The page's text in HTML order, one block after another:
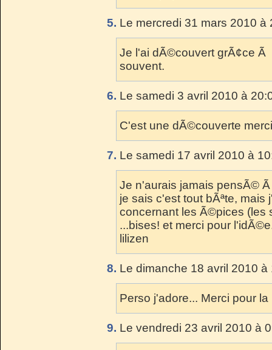
5. Le mercredi 31 mars 2010
Je l'ai dÃ©couvert grÃ¢ce Ã
souvent.
6. Le samedi 3 avril 2010 à
C'est une dÃ©couverte
7. Le samedi 17 avril 2010 à
Je n'aurais jamais pensÃ©
je sais c'est tout bÃªte,
concernant les Ã©pices (les
...bises! et merci pour
lilizen
8. Le dimanche 18 avril 2010
Perso j'adore... Merci pour la
9. Le vendredi 23 avril 2010 à